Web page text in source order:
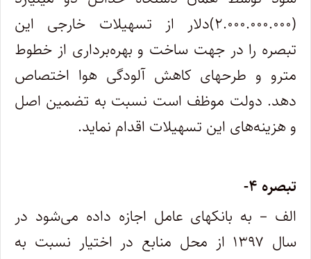
(۲.۰۰۰.۰۰۰.۰۰۰)دلار از تسهیلات خارجی این
تبصره را در جهت ساخت و بهره‌برداری از خطوط
مترو و طرحهای کاهش آلودگی هوا اختصاص
دهد. دولت موظف است نسبت به تضمین اصل
و هزینه‌های این تسهیلات اقدام نماید.
تبصره ۴-
الف – به بانکهای عامل اجازه داده می‌شود در
سال ۱۳۹۷ از محل منابع در اختیار نسبت به